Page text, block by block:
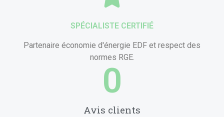
SPÉCIALISTE CERTIFIÉ
Partenaire économie d'énergie EDF et respect des
normes RGE.
Avis clients
0